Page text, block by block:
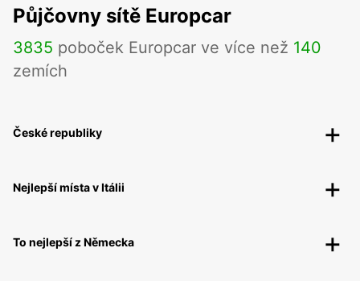
Půjčovny sítě Europcar
3835 poboček Europcar ve více než 140
zemích
České republiky
Nejlepší místa v Itálii
To nejlepší z Německa